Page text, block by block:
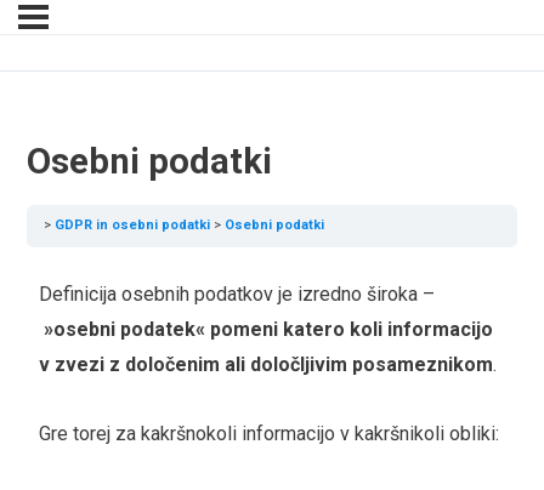
Osebni podatki
GDPR in osebni podatki Osebni podatki
Definicija osebnih podatkov je izredno široka –
»osebni podatek« pomeni katero koli informacijo
v zvezi z določenim ali določljivim posameznikom.
Gre torej za kakršnokoli informacijo v kakršnikoli obliki: